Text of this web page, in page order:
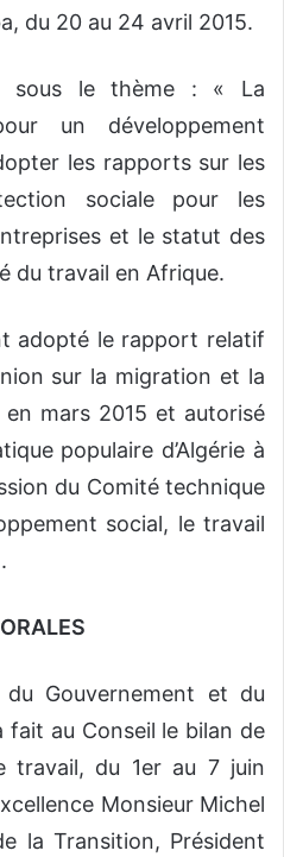
du 20 au 24 avril 2015.
sous le thème : « La
un développement
les rapports sur les
sociale pour les
et le statut des
du travail en Afrique.
adopté le rapport relatif
sur la migration et la
mars 2015 et autorisé
populaire d’Algérie à
du Comité technique
social, le travail
Gouvernement et du
fait au Conseil le bilan de
travail, du 1er au 7 juin
Monsieur Michel
la Transition, Président